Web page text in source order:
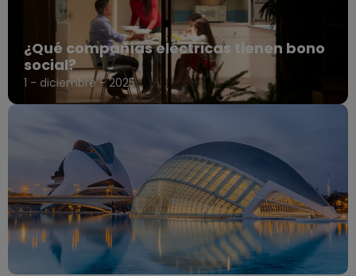
¿Qué compañías eléctricas tienen bono
social?
1 - diciembre - 2025